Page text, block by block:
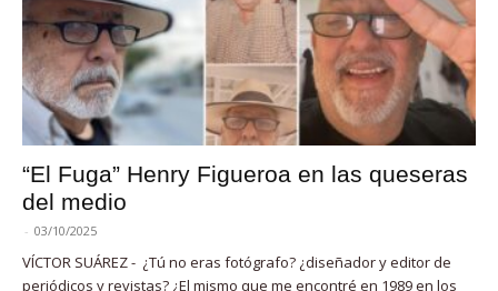
“El Fuga” Henry Figueroa en las queseras
del medio
- 03/10/2025
VÍCTOR SUÁREZ - ¿Tú no eras fotógrafo? ¿diseñador y editor de
periódicos y revistas? ¿El mismo que me encontré en 1989 en los